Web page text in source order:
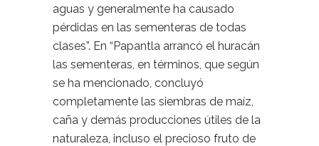
aguas y generalmente ha causado
pérdidas en las sementeras de todas
clases”. En “Papantla arrancó el huracán
las sementeras, en términos, que según
se ha mencionado, concluyó
completamente las siembras de maíz,
caña y demás producciones útiles de la
naturaleza, incluso el precioso fruto de